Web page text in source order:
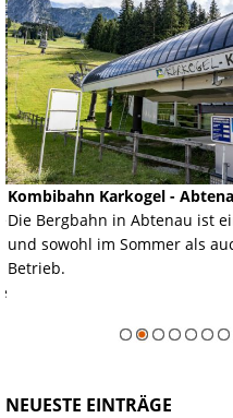
Kombibahn Karkogel -
Die Bergbahn in Abtenau ist
und sowohl im Sommer als
Betrieb.
NEUESTE EINTRÄGE